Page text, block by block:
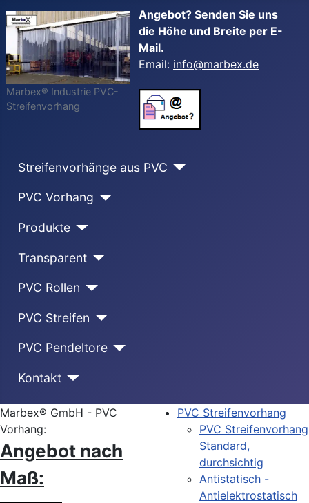
Marbex® Industrie PVC-
Streifenvorhang
Angebot? Senden Sie uns
die Höhe und Breite per E-
Mail.
Email: info@marbex.de
Streifenvorhänge aus PVC
PVC Vorhang
Produkte
Transparent
PVC Rollen
PVC Streifen
PVC Pendeltore
Kontakt
Marbex® GmbH - PVC
Vorhang:
Angebot nach
Maß:
PVC Streifenvorhang
PVC Streifenvorhang
Standard,
durchsichtig
Antistatisch -
Antielektrostatisch